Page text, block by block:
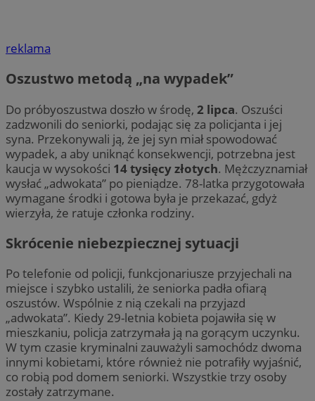
reklama
Oszustwo metodą „na wypadek”
Do próbyoszustwa doszło w środę, 2 lipca. Oszuści
zadzwonili do seniorki, podając się za policjanta i jej
syna. Przekonywali ją, że jej syn miał spowodować
wypadek, a aby uniknąć konsekwencji, potrzebna jest
kaucja w wysokości 14 tysięcy złotych. Mężczyznamiał
wysłać „adwokata” po pieniądze. 78-latka przygotowała
wymagane środki i gotowa była je przekazać, gdyż
wierzyła, że ratuje członka rodziny.
Skrócenie niebezpiecznej sytuacji
Po telefonie od policji, funkcjonariusze przyjechali na
miejsce i szybko ustalili, że seniorka padła ofiarą
oszustów. Wspólnie z nią czekali na przyjazd
„adwokata”. Kiedy 29-letnia kobieta pojawiła się w
mieszkaniu, policja zatrzymała ją na gorącym uczynku.
W tym czasie kryminalni zauważyli samochódz dwoma
innymi kobietami, które również nie potrafiły wyjaśnić,
co robią pod domem seniorki. Wszystkie trzy osoby
zostały zatrzymane.